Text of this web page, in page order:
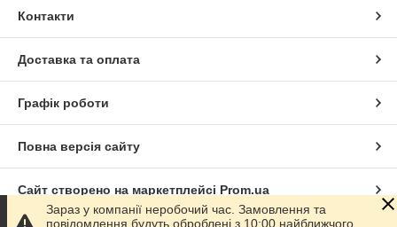
Контакти
Доставка та оплата
Графік роботи
Повна версія сайту
Сайт створено на маркетплейсі Prom.ua
Зараз у компанії неробочий час. Замовлення та
повідомлення будуть оброблені з 10:00 найближчого